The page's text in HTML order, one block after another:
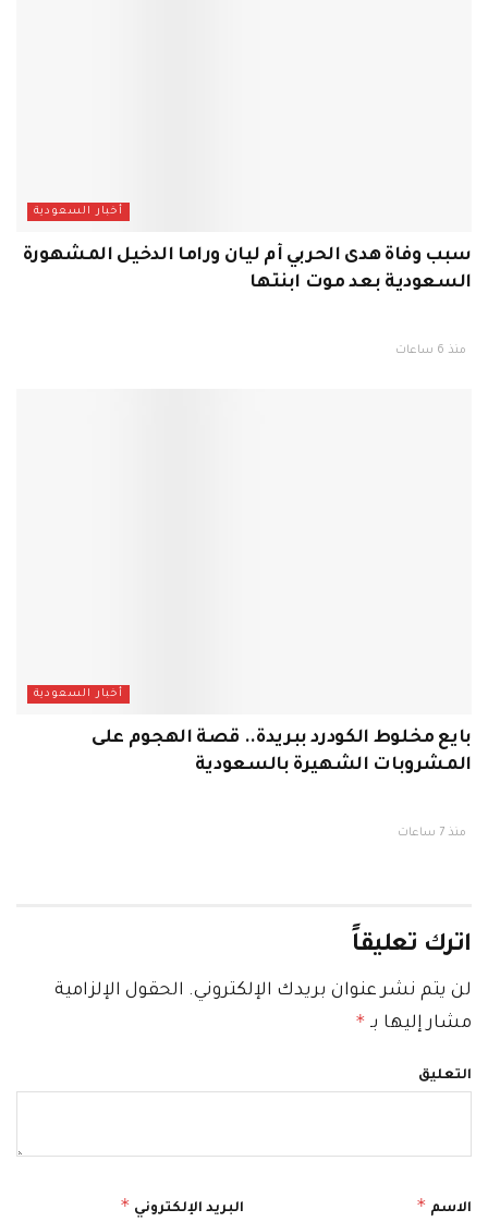
أخبار السعودية
سبب وفاة هدى الحربي أم ليان وراما الدخيل المشهورة
السعودية بعد موت ابنتها
منذ 6 ساعات
أخبار السعودية
بايع مخلوط الكودرد ببريدة.. قصة الهجوم على
المشروبات الشهيرة بالسعودية
منذ 7 ساعات
اترك تعليقاً
لن يتم نشر عنوان بريدك الإلكتروني. الحقول الإلزامية
مشار إليها بـ *
التعليق
الاسم * البريد الإلكتروني *